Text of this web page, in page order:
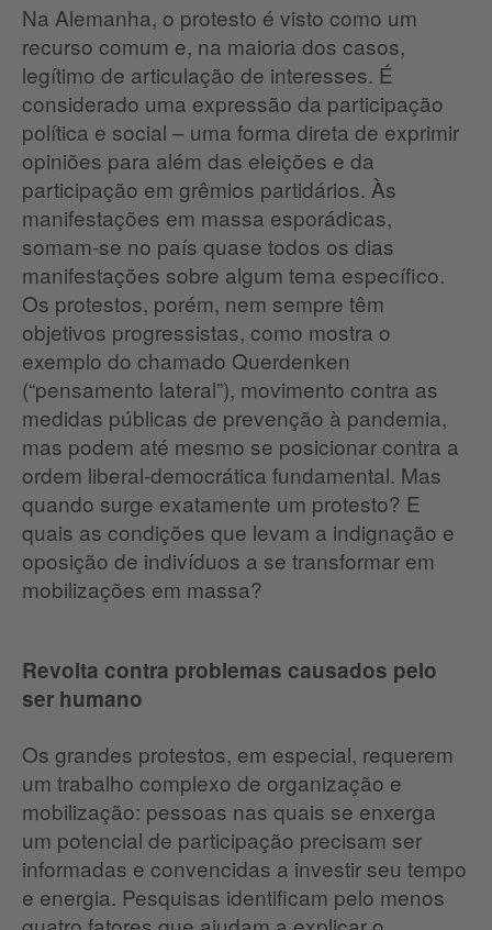
Na Alemanha, o protesto é visto como um
recurso comum e, na maioria dos casos,
legítimo de articulação de interesses. É
considerado uma expressão da participação
política e social – uma forma direta de exprimir
opiniões para além das eleições e da
participação em grêmios partidários. Às
manifestações em massa esporádicas,
somam-se no país quase todos os dias
manifestações sobre algum tema específico.
Os protestos, porém, nem sempre têm
objetivos progressistas, como mostra o
exemplo do chamado Querdenken
(“pensamento lateral”), movimento contra as
medidas públicas de prevenção à pandemia,
mas podem até mesmo se posicionar contra a
ordem liberal-democrática fundamental. Mas
quando surge exatamente um protesto? E
quais as condições que levam a indignação e
oposição de indivíduos a se transformar em
mobilizações em massa?
Revolta contra problemas causados pelo
ser humano
Os grandes protestos, em especial, requerem
um trabalho complexo de organização e
mobilização: pessoas nas quais se enxerga
um potencial de participação precisam ser
informadas e convencidas a investir seu tempo
e energia. Pesquisas identificam pelo menos